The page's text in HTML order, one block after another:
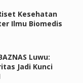
Kesehatan
Ilmu Biomedis
Luwu:
Jadi Kunci